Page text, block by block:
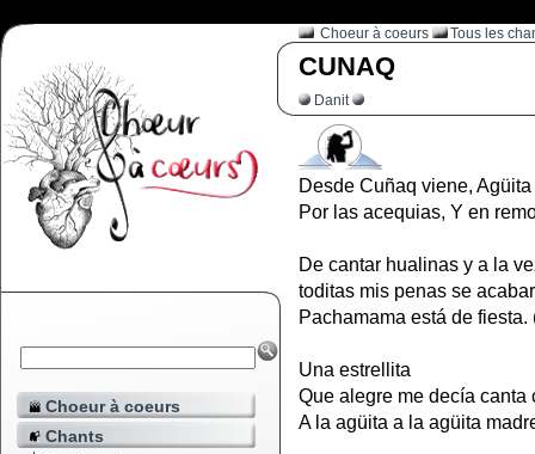
Choeur à coeurs
Chants
Choeur à coeurs Tous les
CUNAQ
Danit
Desde Cuñaq viene,
Por las acequias, Y en
De cantar hualinas y a la
toditas mis penas se
Pachamama está de fiesta.
Una estrellita
Que alegre me decía canta
A la agüita a la agüita